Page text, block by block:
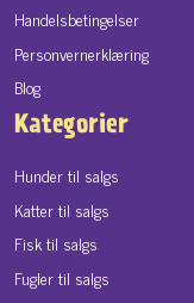
Handelsbetingelser
Personvernerklæring
Blog
Kategorier
Hunder til salgs
Katter til salgs
Fisk til salgs
Fugler til salgs